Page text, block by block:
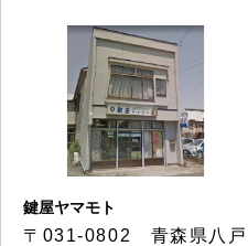
鍵屋ヤマモト
〒031-0802 青森県八戸